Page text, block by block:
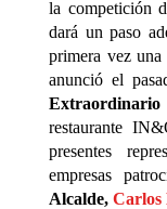
la competición
dará un paso
primera vez
anunció el
restaurante
presentes
empresas
Alcalde, Carlos